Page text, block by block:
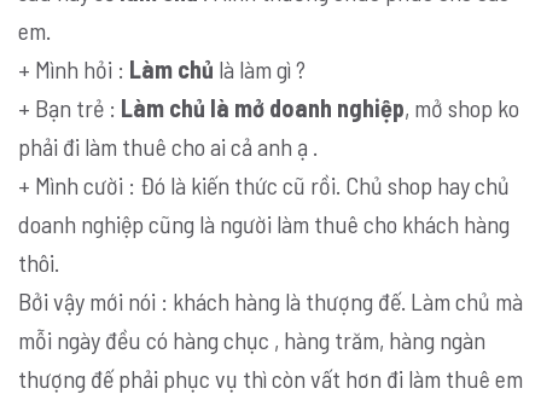
em.
+ Mình hỏi : Làm chủ là làm gì ?
+ Bạn trẻ : Làm chủ là mở doanh nghiệp, mở shop ko
phải đi làm thuê cho ai cả anh ạ .
+ Mình cười : Đó là kiến thức cũ rồi. Chủ shop hay chủ
doanh nghiệp cũng là người làm thuê cho khách hàng
thôi.
Bởi vậy mới nói : khách hàng là thượng đế. Làm chủ mà
mỗi ngày đều có hàng chục , hàng trăm, hàng ngàn
thượng đế phải phục vụ thì còn vất hơn đi làm thuê em